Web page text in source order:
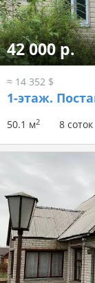
42 000 р.
≈ 14 352 $
1-этаж.
50.1 м2 8 соток